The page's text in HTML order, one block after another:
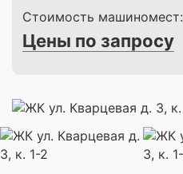
Стоимость машиномест:
Цены по запросу